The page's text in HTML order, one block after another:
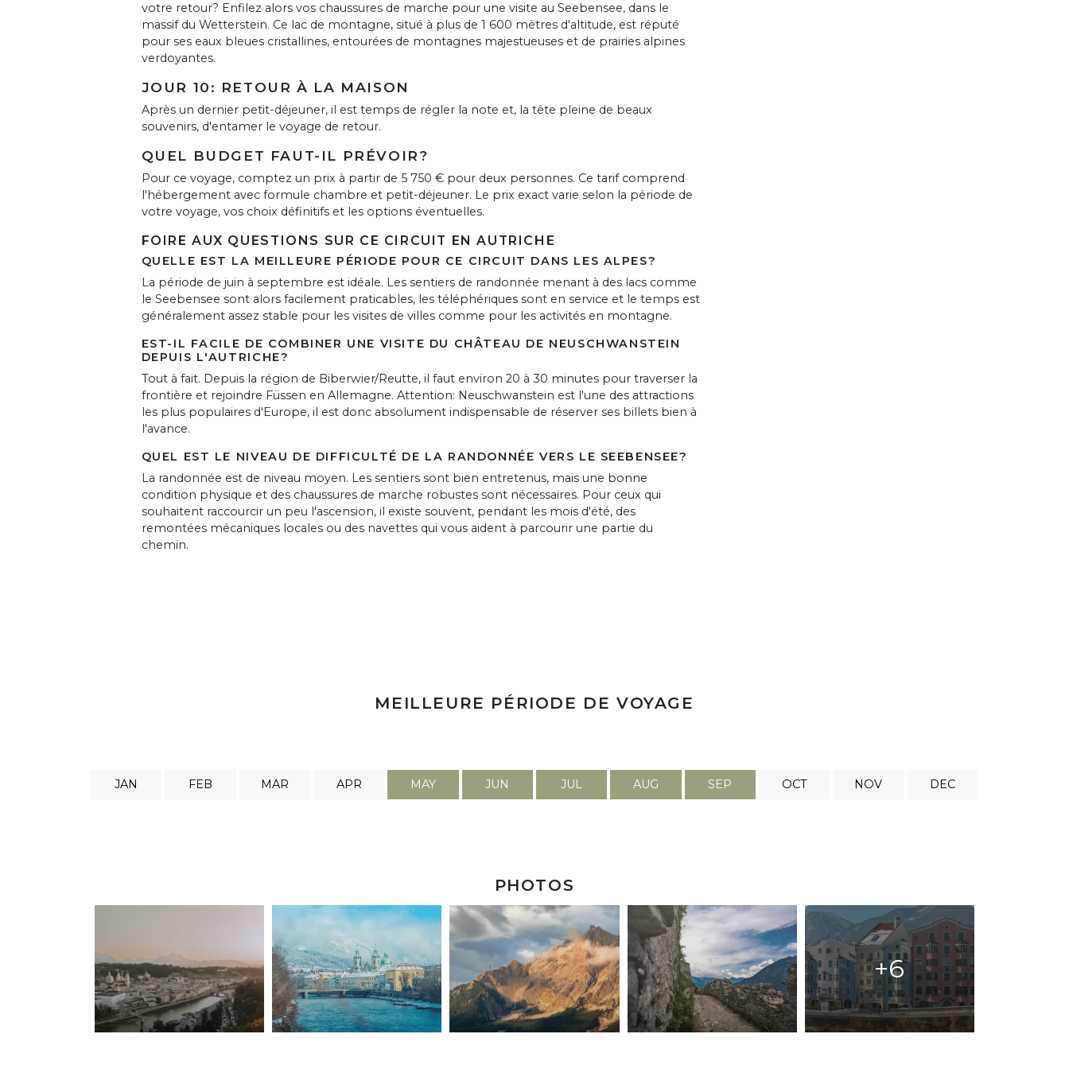
votre retour? Enfilez alors vos chaussures de marche pour une visite au Seebensee, dans le
massif du Wetterstein. Ce lac de montagne, situé à plus de 1 600 mètres d'altitude, est réputé
pour ses eaux bleues cristallines, entourées de montagnes majestueuses et de prairies alpines
verdoyantes.
JOUR 10: RETOUR À LA MAISON
Après un dernier petit-déjeuner, il est temps de régler la note et, la tête pleine de beaux
souvenirs, d'entamer le voyage de retour.
QUEL BUDGET FAUT-IL PRÉVOIR?
Pour ce voyage, comptez un prix à partir de 5 750 € pour deux personnes. Ce tarif comprend
l'hébergement avec formule chambre et petit-déjeuner. Le prix exact varie selon la période de
votre voyage, vos choix définitifs et les options éventuelles.
FOIRE AUX QUESTIONS SUR CE CIRCUIT EN AUTRICHE
QUELLE EST LA MEILLEURE PÉRIODE POUR CE CIRCUIT DANS LES ALPES?
La période de juin à septembre est idéale. Les sentiers de randonnée menant à des lacs comme
le Seebensee sont alors facilement praticables, les téléphériques sont en service et le temps est
généralement assez stable pour les visites de villes comme pour les activités en montagne.
EST-IL FACILE DE COMBINER UNE VISITE DU CHÂTEAU DE NEUSCHWANSTEIN
DEPUIS L'AUTRICHE?
Tout à fait. Depuis la région de Biberwier/Reutte, il faut environ 20 à 30 minutes pour traverser la
frontière et rejoindre Füssen en Allemagne. Attention: Neuschwanstein est l'une des attractions
les plus populaires d'Europe, il est donc absolument indispensable de réserver ses billets bien à
l'avance.
QUEL EST LE NIVEAU DE DIFFICULTÉ DE LA RANDONNÉE VERS LE SEEBENSEE?
La randonnée est de niveau moyen. Les sentiers sont bien entretenus, mais une bonne
condition physique et des chaussures de marche robustes sont nécessaires. Pour ceux qui
souhaitent raccourcir un peu l'ascension, il existe souvent, pendant les mois d'été, des
remontées mécaniques locales ou des navettes qui vous aident à parcourir une partie du
chemin.
MEILLEURE PÉRIODE DE VOYAGE
JAN FEB MAR APR MAY JUN JUL AUG SEP OCT NOV DEC
PHOTOS
+6